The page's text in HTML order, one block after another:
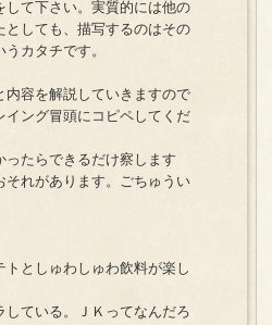
して下さい。実質的には他の
としても、描写するのはその
カタチです。
容を解説していきますので
イング冒頭にコピペしてくだ
ったらできるだけ察します
それがあります。ごちゅうい
としゅわしゅわ飲料が楽し
ている。ＪＫってなんだろ